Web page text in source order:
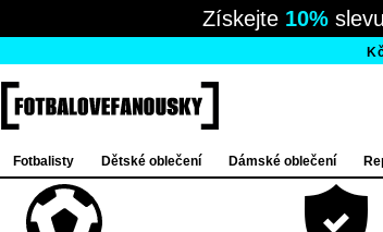
Získejte 10%
Fotbalisty Dětské oblečení Dámské oblečení